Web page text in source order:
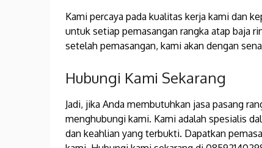
Kami percaya pada kualitas kerja kami dan
untuk setiap pemasangan rangka atap baja
setelah pemasangan, kami akan dengan
Hubungi Kami Sekarang
Jadi, jika Anda membutuhkan jasa pasang
menghubungi kami. Kami adalah spesialis
dan keahlian yang terbukti. Dapatkan